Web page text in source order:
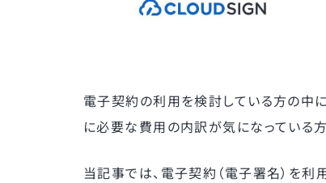
電子契約の利用を検討している方の中
に必要な費用の内訳が気になっている方
当記事では、電子契約（電子署名）を